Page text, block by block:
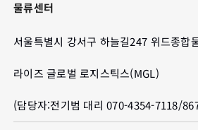
물류센터
서울특별시 강서구 하늘길247 위드종합
라이즈 글로벌 로지스틱스(MGL)
(담당자:전기범 대리 070-4354-7118/